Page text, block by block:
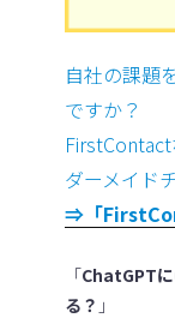
自社の課題
ですか？
ダーメイド
⇒「
「ChatGPT
る？ 」